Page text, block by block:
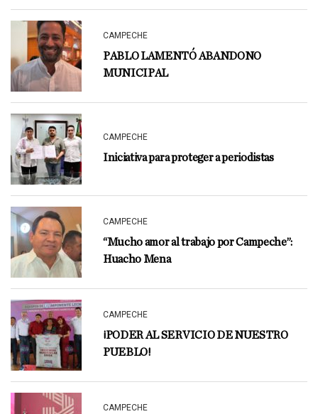
CAMPECHE
PABLO LAMENTÓ ABANDONO
MUNICIPAL
CAMPECHE
Iniciativa para proteger a periodistas
CAMPECHE
“Mucho amor al trabajo por Campeche”:
Huacho Mena
CAMPECHE
¡PODER AL SERVICIO DE NUESTRO
PUEBLO!
CAMPECHE